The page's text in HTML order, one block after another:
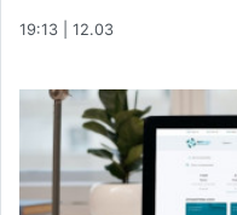
19:13 | 12.03